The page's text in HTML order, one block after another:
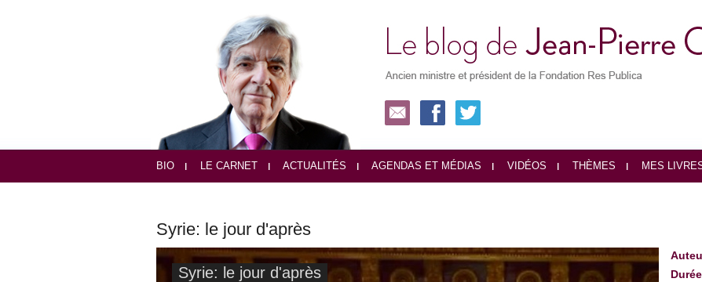
BIO LE CARNET ACTUALITÉS AGENDAS ET MÉDIAS VIDÉOS THÈMES MES
Syrie: le jour d'après